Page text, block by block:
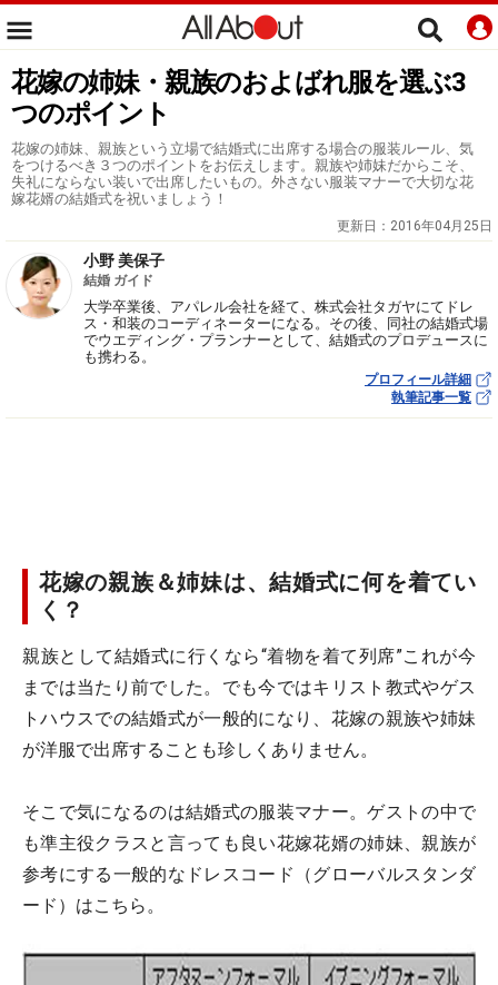
花嫁の姉妹・親族のおよばれ服を選ぶ3
つのポイント
花嫁の姉妹、親族という立場で結婚式に出席する場合の服装ルール、気
をつけるべき３つのポイントをお伝えします。親族や姉妹だからこそ、
失礼にならない装いで出席したいもの。外さない服装マナーで大切な花
嫁花婿の結婚式を祝いましょう！
更新日： 2016年04月25日
小野 美保子
結婚 ガイド
大学卒業後、アパレル会社を経て、株式会社タガヤにてドレ
ス・和装のコーディネーターになる。その後、同社の結婚式場
でウエディング・プランナーとして、結婚式のプロデュースに
も携わる。
プロフィール詳細
執筆記事一覧
花嫁の親族＆姉妹は、結婚式に何を着てい
く？
親族として結婚式に行くなら“着物を着て列席”これが今
までは当たり前でした。でも今ではキリスト教式やゲス
トハウスでの結婚式が一般的になり、花嫁の親族や姉妹
が洋服で出席することも珍しくありません。
そこで気になるのは結婚式の服装マナー。ゲストの中で
も準主役クラスと言っても良い花嫁花婿の姉妹、親族が
参考にする一般的なドレスコード（グローバルスタンダ
ード）はこちら。